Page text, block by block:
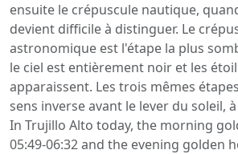
ensuite le crépuscule nautique,
devient difficile à distinguer. Le
astronomique est l'étape la plus
le ciel est entièrement noir et les
apparaissent. Les trois mêmes
sens inverse avant le lever du soleil,
In Trujillo Alto today, the morning
05:49-06:32 and the evening golden